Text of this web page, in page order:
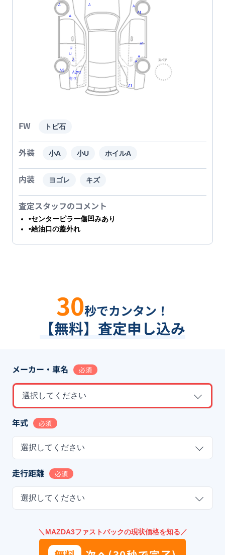
FW トビ石
外装 小A 小U ホイルA
内装 ヨゴレ キズ
査定スタッフのコメント
•センターピラー傷凹みあり
•給油口の蓋外れ
30秒でカンタン！
【無料】査定申し込み
メーカー・車名 必須
選択してください
年式 必須
選択してください
走行距離 必須
選択してください
＼MAZDA3ファストバックの現状価格を知る／